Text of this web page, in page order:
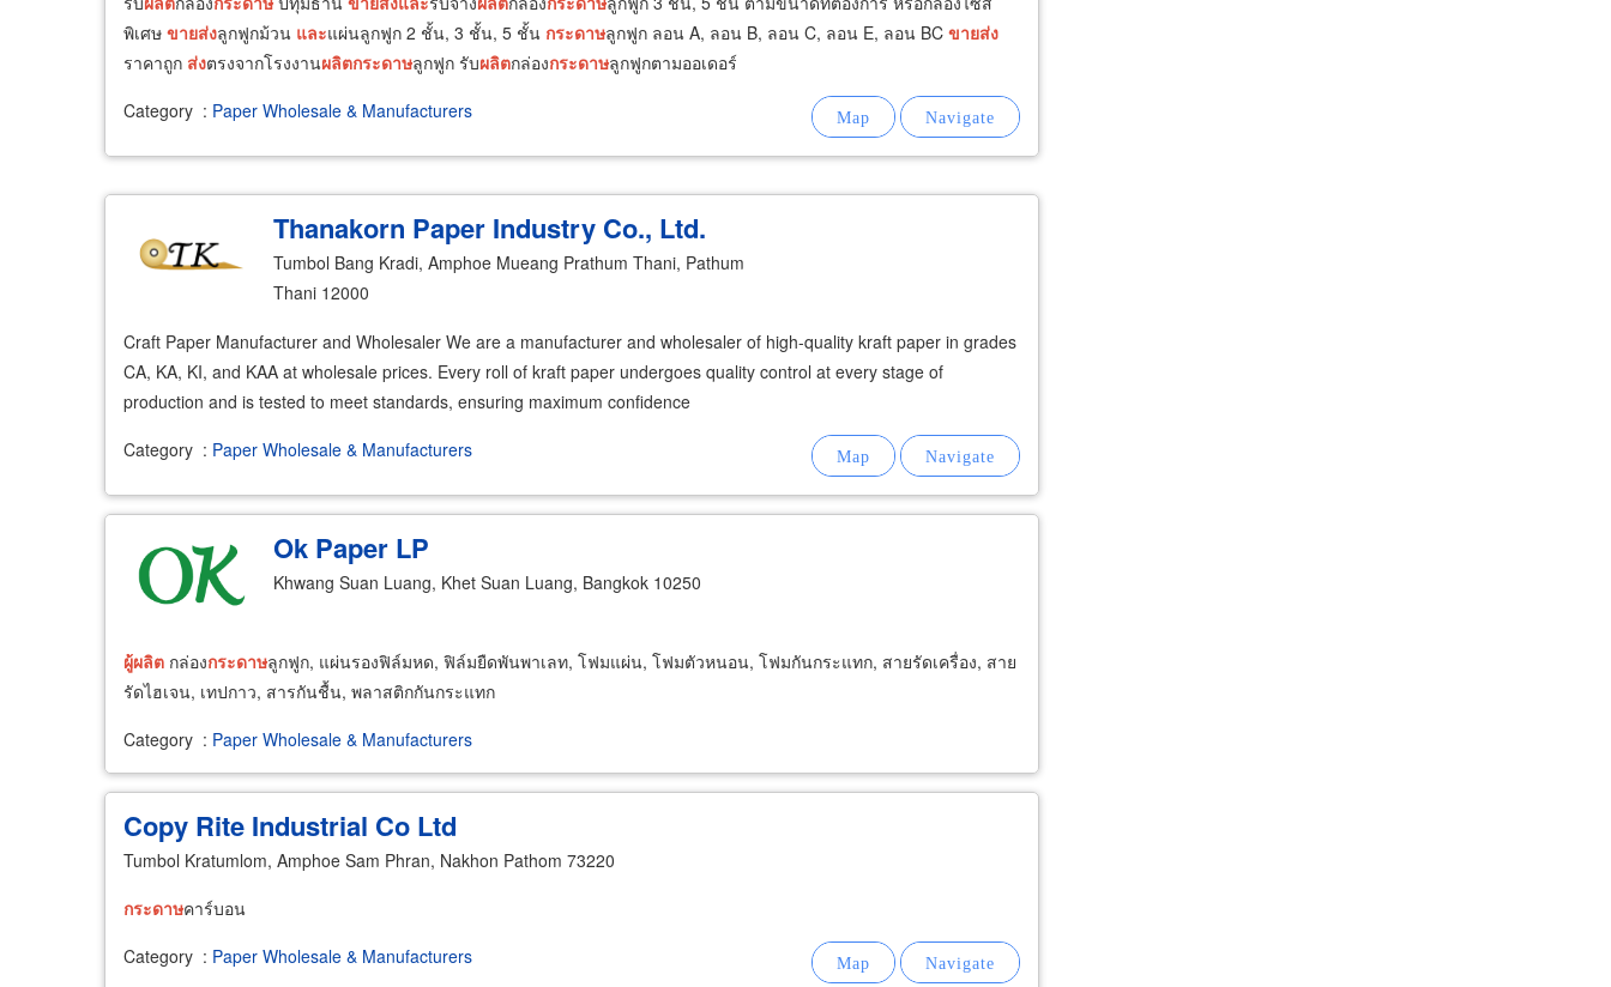
พิเศษ ขายส่งลูกฟูกม้วน และแผ่นลูกฟูก 2 ชั้น, 3 ชั้น, 5 ชั้น กระดาษลูกฟูก ลอน A, ลอน B, ลอน C, ลอน E, ลอน BC ขายส่ง
ราคาถูก ส่งตรงจากโรงงานผลิตกระดาษลูกฟูก รับผลิตกล่องกระดาษลูกฟูกตามออเดอร์
Category : Paper Wholesale & Manufacturers
Thanakorn Paper Industry Co., Ltd.
Tumbol Bang Kradi, Amphoe Mueang Prathum Thani, Pathum
Thani 12000
Craft Paper Manufacturer and Wholesaler We are a manufacturer and wholesaler of high-quality kraft paper in grades
CA, KA, KI, and KAA at wholesale prices. Every roll of kraft paper undergoes quality control at every stage of
production and is tested to meet standards, ensuring maximum confidence
Category : Paper Wholesale & Manufacturers
Ok Paper LP
Khwang Suan Luang, Khet Suan Luang, Bangkok 10250
ผู้ผลิต กล่องกระดาษลูกฟูก, แผ่นรองฟิล์มหด, ฟิล์มยืดพันพาเลท, โฟมแผ่น, โฟมตัวหนอน, โฟมกันกระแทก, สายรัดเครื่อง, สาย
รัดไฮเจน, เทปกาว, สารกันชื้น, พลาสติกกันกระแทก
Category : Paper Wholesale & Manufacturers
Copy Rite Industrial Co Ltd
Tumbol Kratumlom, Amphoe Sam Phran, Nakhon Pathom 73220
กระดาษคาร์บอน
Category : Paper Wholesale & Manufacturers